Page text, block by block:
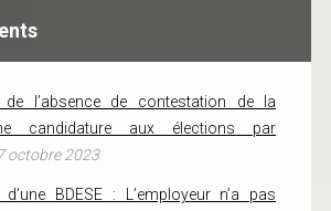
de l’absence de contestation de la
candidature aux élections par
octobre 2023
BDESE : L’employeur n’a pas